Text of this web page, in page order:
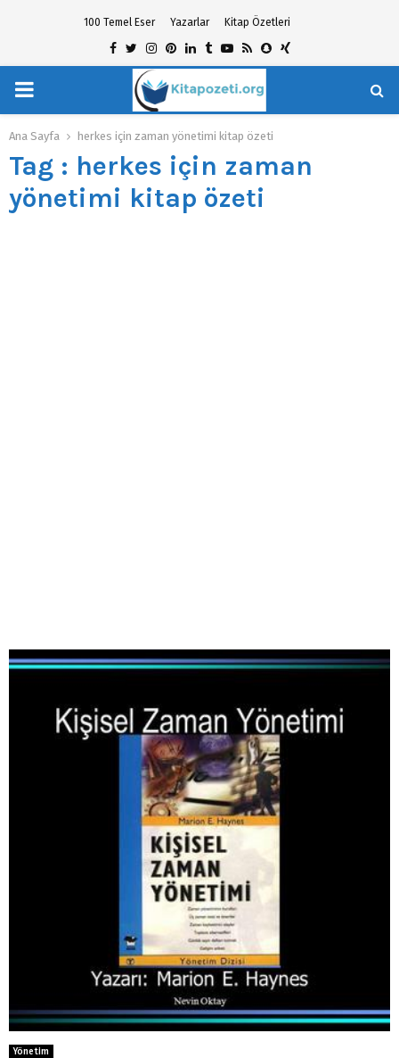
100 Temel Eser Yazarlar Kitap Özetleri
Facebook
TwitterInstagram
Pinterest
Linkedin
TumblrYoutube
RssSnapchat
Xing
PRIMARY
MENU
Ana Sayfa herkes için zaman yönetimi kitap özeti
Tag : herkes için zaman
yönetimi kitap özeti
Yönetim